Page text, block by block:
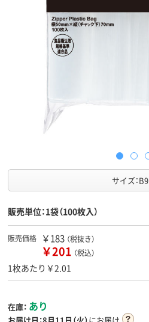
サイズ：B9
販売単位：1袋（100枚入）
販売価格 ￥183 （税抜き）
￥201 （税込）
1枚あたり￥2.01
在庫： あり